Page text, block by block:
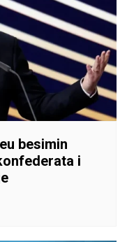
besimin
i